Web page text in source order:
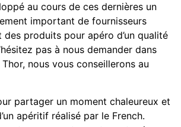
au cours de ces dernières un
important de fournisseurs
produits pour apéro d’un qualité
pas à nous demander dans
nous vous conseillerons au
partager un moment chaleureux et
apéritif réalisé par le French.